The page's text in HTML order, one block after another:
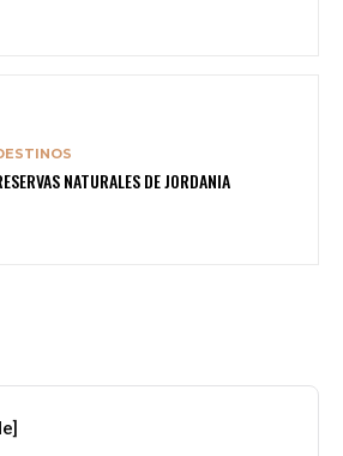
NATURALES DE JORDANIA